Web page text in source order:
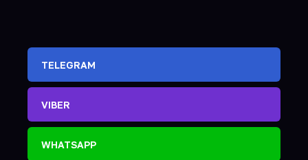
TELEGRAM
VIBER
WHATSAPP